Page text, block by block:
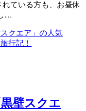
ている方も、お昼休
…
壁スクエ